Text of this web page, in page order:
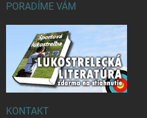
PORADÍME VÁM
KONTAKT